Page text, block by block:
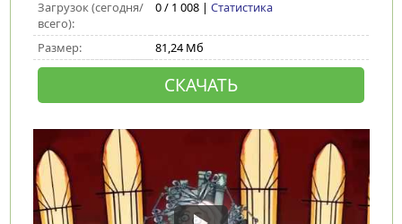
Загрузок (сегодня/
всего):
0 / 1 008 | Статистика
Размер: 81,24 Мб
СКАЧАТЬ